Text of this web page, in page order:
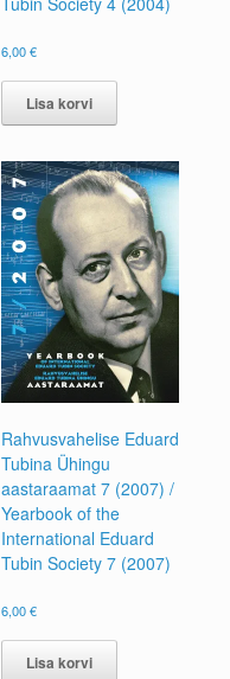
6,00€
Lisa korvi
Rahvusvahelise Eduard
Tubina Ühingu
aastaraamat 7 (2007) /
Yearbook of the
International Eduard
Tubin Society 7 (2007)
6,00€
Lisa korvi